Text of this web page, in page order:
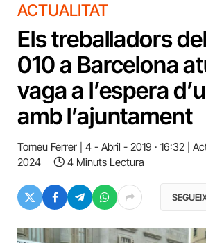
ACTUALITAT
Els treballadors
010 a Barcelona
vaga a l’espera
amb l’ajuntament
Tomeu Ferrer 4 - Abril - 2019 · 16:32
2024
4 Minuts Lectura